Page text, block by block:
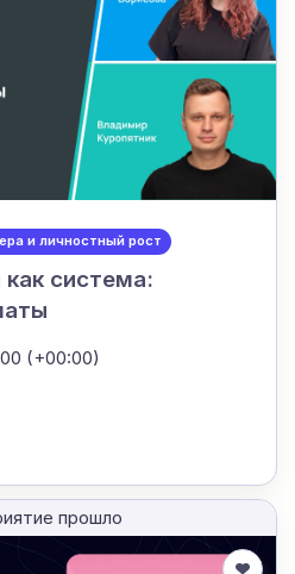
и личностный рост
система:
(+00:00)
прошло